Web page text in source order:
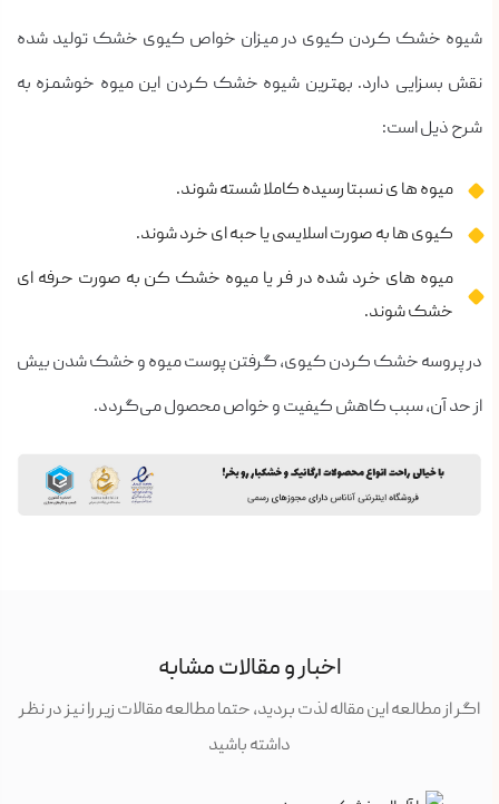
شیوه خشک کردن کیوی در میزان خواص کیوی خشک تولید شده
نقش بسزایی دارد. بهترین شیوه خشک کردن این میوه خوشمزه به
شرح ذیل است:
میوه ها ی نسبتا رسیده کاملا شسته شوند.
کیوی ها به صورت اسلایسی یا حبه ای خرد شوند.
میوه های خرد شده در فر یا میوه خشک کن به صورت حرفه ای
خشک شوند.
در پروسه خشک کردن کیوی، گرفتن پوست میوه و خشک شدن بیش
از حد آن، سبب کاهش کیفیت و خواص محصول می‌گردد.
اخبار و مقالات مشابه
اگر از مطالعه این مقاله لذت بردید، حتما مطالعه مقالات زیر را نیز در نظر
داشته باشید